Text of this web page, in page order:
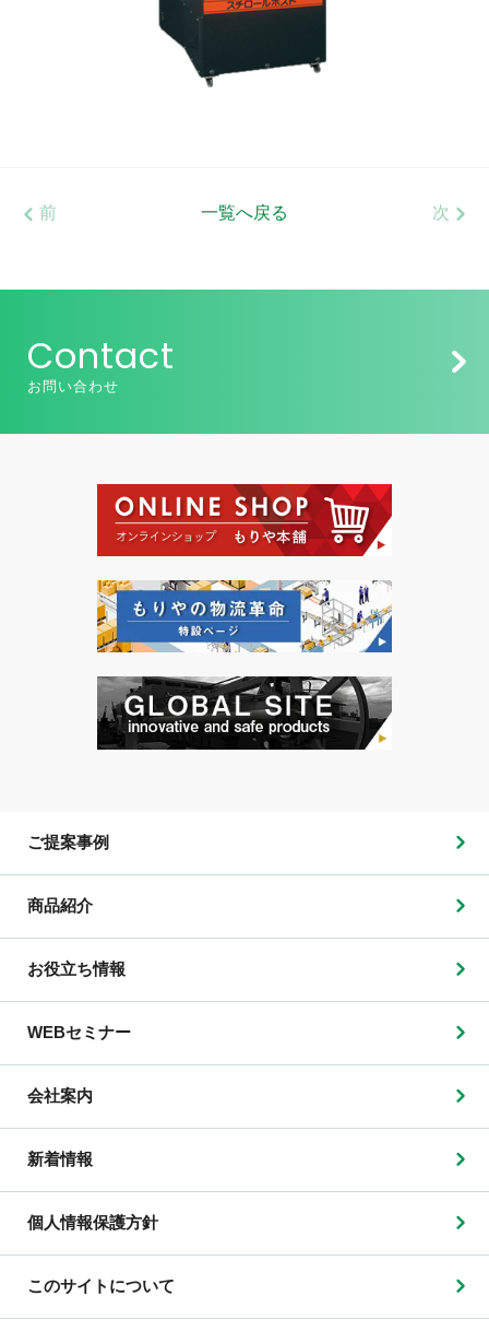
前 一覧へ戻る 次
Contact
お問い合わせ
ご提案事例
商品紹介
お役立ち情報
WEBセミナー
会社案内
新着情報
個人情報保護方針
このサイトについて